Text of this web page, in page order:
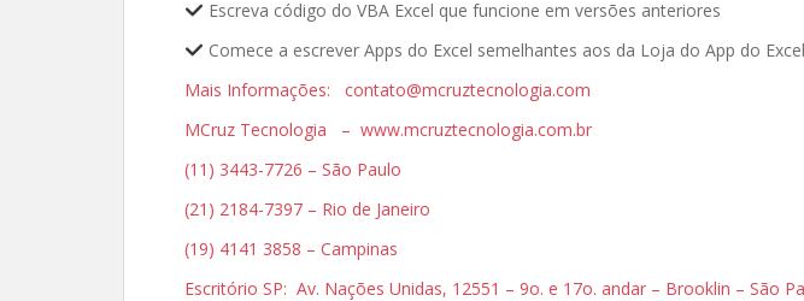
Escreva código do VBA Excel que funcione em versões anteriores
Comece a escrever Apps do Excel semelhantes aos da Loja do App do Excel
Mais Informações: contato@mcruztecnologia.com
MCruz Tecnologia – www.mcruztecnologia.com.br
(11) 3443-7726 – São Paulo
(21) 2184-7397 – Rio de Janeiro
(19) 4141 3858 – Campinas
Escritório SP: Av. Nações Unidas, 12551 – 9o. e 17o. andar – Brooklin – São